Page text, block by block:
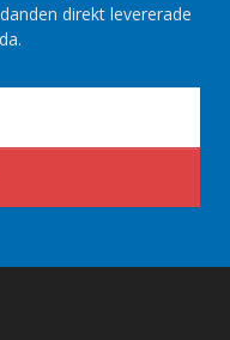
direkt levererade